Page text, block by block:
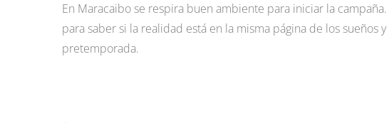
En Maracaibo se respira buen ambiente para iniciar la
para saber si la realidad está en la misma página de los
pretemporada.